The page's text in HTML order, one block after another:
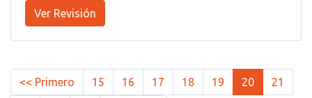
Ver Revisión
<< Primero 15 16 17 18 19 20 21